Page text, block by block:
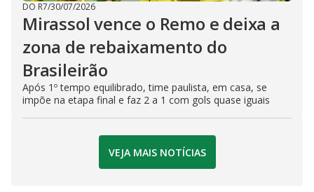
DO R7/30/07/2026
Mirassol vence o Remo e deixa a
zona de rebaixamento do
Brasileirão
Após 1º tempo equilibrado, time paulista, em casa, se
impõe na etapa final e faz 2 a 1 com gols quase iguais
VEJA MAIS NOTÍCIAS